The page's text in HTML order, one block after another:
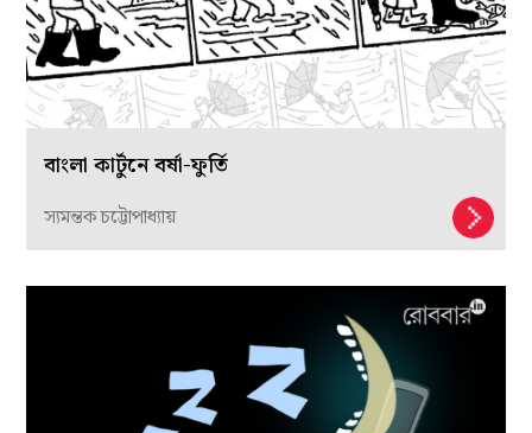
বাংলা কার্টুনে বর্ষা-ফুর্তি
স্যমন্তক চট্টোপাধ্যায়